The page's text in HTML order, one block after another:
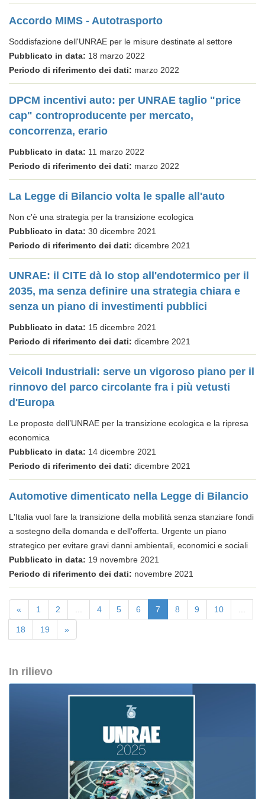
Accordo MIMS - Autotrasporto
Soddisfazione dell'UNRAE per le misure destinate al settore
Pubblicato in data: 18 marzo 2022
Periodo di riferimento dei dati: marzo 2022
DPCM incentivi auto: per UNRAE taglio "price
cap" controproducente per mercato,
concorrenza, erario
Pubblicato in data: 11 marzo 2022
Periodo di riferimento dei dati: marzo 2022
La Legge di Bilancio volta le spalle all'auto
Non c'è una strategia per la transizione ecologica
Pubblicato in data: 30 dicembre 2021
Periodo di riferimento dei dati: dicembre 2021
UNRAE: il CITE dà lo stop all'endotermico per il
2035, ma senza definire una strategia chiara e
senza un piano di investimenti pubblici
Pubblicato in data: 15 dicembre 2021
Periodo di riferimento dei dati: dicembre 2021
Veicoli Industriali: serve un vigoroso piano per il
rinnovo del parco circolante fra i più vetusti
d'Europa
Le proposte dell’UNRAE per la transizione ecologica e la ripresa
economica
Pubblicato in data: 14 dicembre 2021
Periodo di riferimento dei dati: dicembre 2021
Automotive dimenticato nella Legge di Bilancio
L'Italia vuol fare la transizione della mobilità senza stanziare fondi
a sostegno della domanda e dell'offerta. Urgente un piano
strategico per evitare gravi danni ambientali, economici e sociali
Pubblicato in data: 19 novembre 2021
Periodo di riferimento dei dati: novembre 2021
« 1 2 4 5 6 7 8 9 10
18 19 »
In rilievo